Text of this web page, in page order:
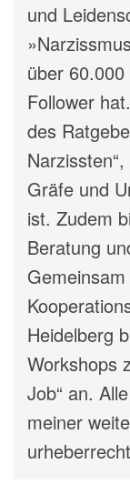
und
über
Follower
des
Gräfe und
ist. Zudem
Beratung
Heidelberg
Workshops
Job“ an.
meiner